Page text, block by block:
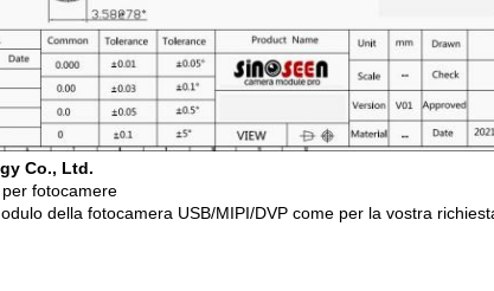
Co., Ltd.
fotocamere
della fotocamera USB/MIPI/DVP come per la vostra